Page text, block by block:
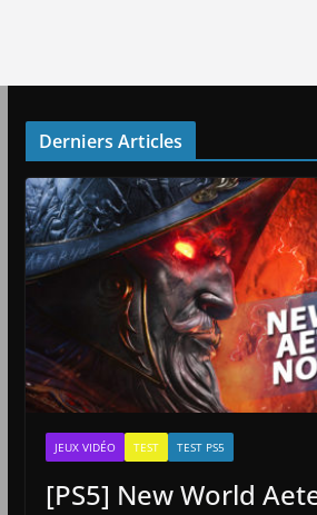
Derniers Articles
JEUX VIDÉO TEST TEST PS5
[PS5] New World